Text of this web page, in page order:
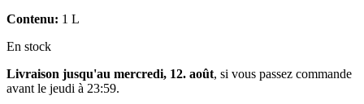
Contenu: 1 L
En stock
Livraison jusqu'au mercredi, 12. août, si vous passez commande
avant le jeudi à 23:59.